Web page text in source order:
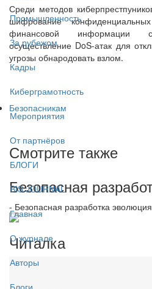
Промышленность
За рубежом
Кадры
Киберграмотность
Мероприятия
От партнёров
БЛОГИ
BIS JOURNAL
Главная
О журнале
Авторы
Блоги
Среди методов
шифрование
финансовой информации
осуществление DoS-атак для
угрозы обнародовать взлом.
Безопасникам
Смотрите также
Безопасная
- Безопасная разработка
Читалка